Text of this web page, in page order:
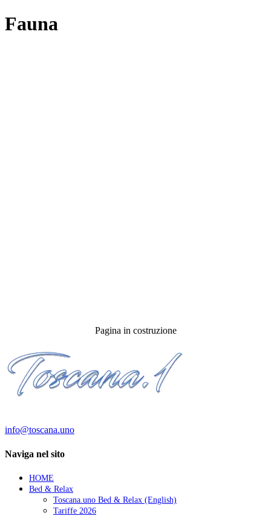
Fauna
Pagina in costruzione
info@toscana.uno
Naviga nel sito
HOME
Bed & Relax
Toscana.uno Bed & Relax (English)
Tariffe 2026